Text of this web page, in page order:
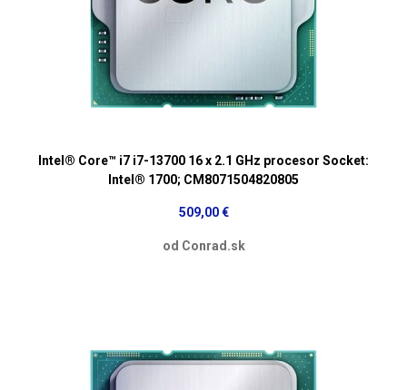
Intel® Core™ i7 i7-13700 16 x 2.1 GHz procesor Socket:
Intel® 1700; CM8071504820805
509,00 €
od Conrad.sk